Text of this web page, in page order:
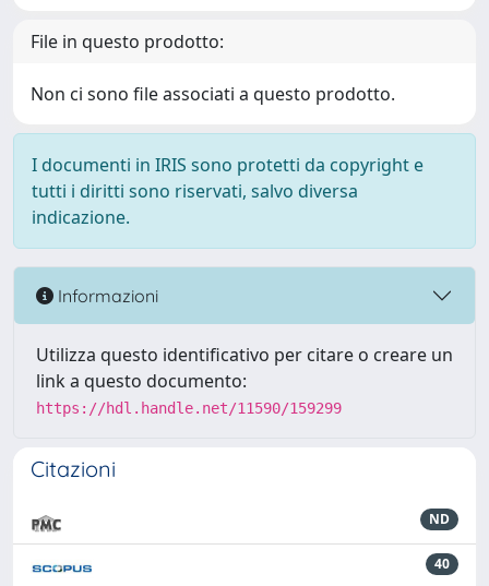
File in questo prodotto:
Non ci sono file associati a questo prodotto.
I documenti in IRIS sono protetti da copyright e
tutti i diritti sono riservati, salvo diversa
indicazione.
Informazioni
Utilizza questo identificativo per citare o creare un
link a questo documento:
https://hdl.handle.net/11590/159299
Citazioni
ND
40